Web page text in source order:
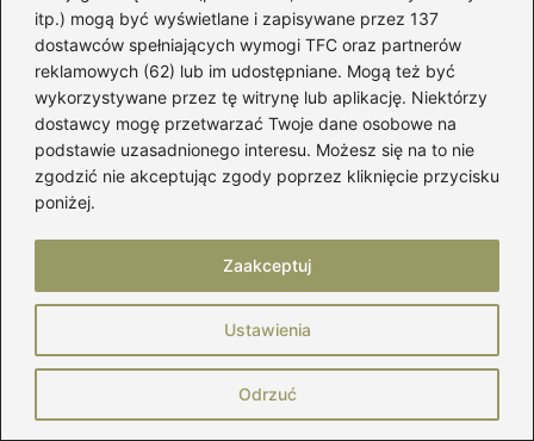
itp.) mogą być wyświetlane i zapisywane przez 137
dostawców spełniających wymogi TFC oraz partnerów
reklamowych (62) lub im udostępniane. Mogą też być
wykorzystywane przez tę witrynę lub aplikację. Niektórzy
dostawcy mogę przetwarzać Twoje dane osobowe na
podstawie uzasadnionego interesu. Możesz się na to nie
zgodzić nie akceptując zgody poprzez kliknięcie przycisku
poniżej.
Ustawienia
Odrzuć
Zaakceptuj
Jakie buty do garnituru w krate wybrać,
by wyglądać stylowo?
Jak wybrać odpowiednie buty
narciarskie 19.5 – co to za rozmiar?
Modne inspiracje: jakie buty damskie na
jesień 2026 wybrać?
Jak dobrać odpowiedni rozmiar zaworu
Jak dobrać idealny rozmiar narzuty na